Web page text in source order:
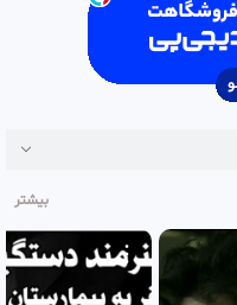
بیشتر